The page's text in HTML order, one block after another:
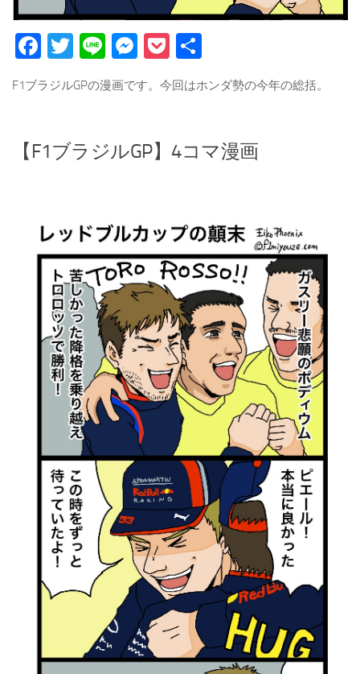
Facebook
Twitter
LineMessenger
Pocket
F1ブラジルGPの漫画です。今回はホンダ勢の今年の総括。
【F1ブラジルGP】4コマ漫画